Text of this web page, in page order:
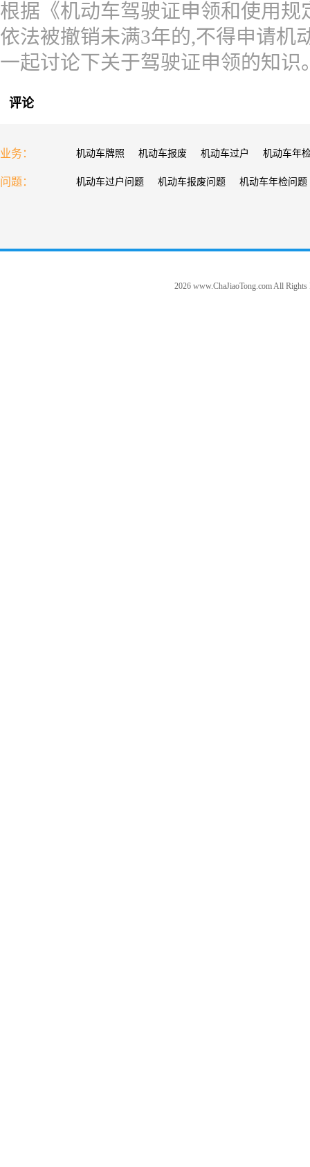
根据《机动车驾驶证申领和使用
依法被撤销未满3年的,不得申请机
一起讨论下关于驾驶证申领的知识
评论
业务： 机动车牌照 机动车报废 机动车过户 机动车年
问题： 机动车过户问题 机动车报废问题 机动车年检问题
2026 www.ChaJiaoTong.com All Rights